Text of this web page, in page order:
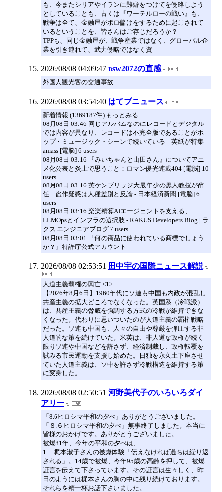
も、今またシリアやイランに難癖をつけてを侵略しよう
としていることも、古くは『ワーテルローの戦い』も、
戦争は全て、金融屋がボロ儲けをするために起こされて
いるということを、皆さんはご存じだろうか？
TPPも、同じ金融屋が、戦争産業ではなく、グローバル企
業を引き連れて、武力侵略ではなく資
2026/08/08 04:09:47 nsw2072の直感
外国人観光客の交通事故
2026/08/08 03:54:40 はてブニュース
新着情報 (1369187件) もっとみる
08月08日 03:46 同じアルバムなのにレコードとデジタル
では内容が異なり、レコードは不完全版であることがポ
ップ・ミュージック・シーンで続いている 英紙が特集 -
amass [電脳] 6 users
08月08日 03:16 『みいちゃんと山田さん』についてアニ
メ化公表と炎上で思うこと：ロマン優光連載404 [電脳] 10
users
08月08日 03:16 英ケンブリッジ大最年少の黒人教授が辞
任 盗作疑惑は人種差別と反論 - 日本経済新聞 [電脳] 6
users
08月08日 03:16 楽楽精算AIエージェントを支える、
LLMOpsとインフラの選択肢 - RAKUS Developers Blog | ラ
クス エンジニアブログ 7 users
08月08日 03:01 「何の商品に使われている商標でしょう
か？」特許庁公式アカウント
2026/08/08 02:53:51 田中宇の国際ニュース解説
人道主義覇権の興亡 <1>
【2026年8月6日】1960年代にソ連も中国も内政が混乱し
共産主義の拡大どころでなくなった。英国系（冷戦派）
は、共産主義の脅威を強調する方式の冷戦が維持できな
くなった。代わりに思いついたのが人道主義の覇権戦略
だった。ソ連も中国も、人々の自由や尊厳を弾圧する非
人道的な策を続けていた。米英は、非人道な政権が続く
限りソ連や中国などを許さず、経済制裁し、政権転覆を
試みる市民運動を支援し始めた。日独を永久土下座させ
ていた人道主義は、ソ中を許さず冷戦構造を維持する策
に変身した。
2026/08/08 02:50:51 河野美代子のいろいろダイ
アリー
「8.6ヒロシマ平和の夕べ」ありがとうございました。
「８.６ヒロシマ平和の夕べ」無事終了しました。本当に
皆様のおかげです。ありがとうございました。
被爆81年、今年の平和の夕べは、
1. 梶本淑子さんの被爆体験「伝えなければ過ちは繰り返
される」。14歳で被爆、今年95歳の高齢を押して、被爆
証言を伝えて下さっています。その証言は生々しく、昨
日のようには梶本さんの胸の中に残り続けております。
それらを精一杯お話下さいました。